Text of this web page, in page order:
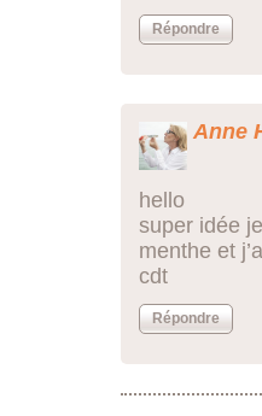
Répondre
Anne
hello
super idée
menthe et
cdt
Répondre